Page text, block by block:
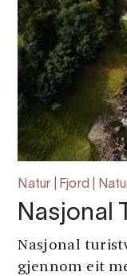
Natur | Fjord |
Nasjonal
Nasjonal
gjennom eit